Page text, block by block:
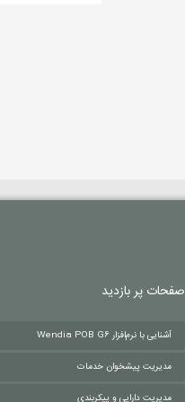
صفحات پر بازدید
آشنایی با نرم‌افزار Wendia POB G6
مدیریت پیشخوان خدمات
مدیریت دارایی و پیکربندی